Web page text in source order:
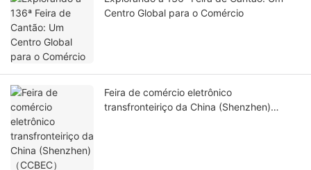
Centro Global para o Comércio
Feira de comércio eletrônico
transfronteiriço da China (Shenzhen)